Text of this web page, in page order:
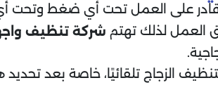
قادر على العمل تحت أي ضغط
العمل لذلك تهتم شركة تنظيف
الزجاج تلقائيًا، خاصة بعد تحديد